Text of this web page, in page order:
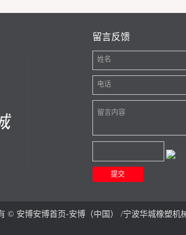
留言反馈
姓名
电话
留言内容
© 安博安博首页-安博（中国） /宁波华城橡塑机